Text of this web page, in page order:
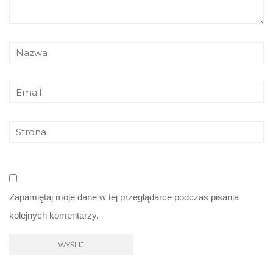
Zapamiętaj moje dane w tej przeglądarce podczas pisania
kolejnych komentarzy.